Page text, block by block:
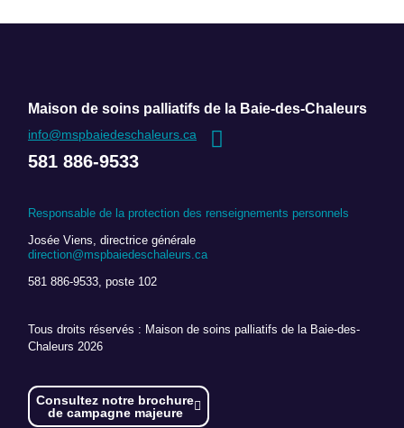
Maison de soins palliatifs de la Baie-des-Chaleurs
info@mspbaiedeschaleurs.ca
581 886-9533
Responsable de la protection des renseignements personnels
Josée Viens, directrice générale
direction@mspbaiedeschaleurs.ca
581 886-9533, poste 102
Tous droits réservés : Maison de soins palliatifs de la Baie-des-
Chaleurs 2026
Consultez notre brochure
de campagne majeure